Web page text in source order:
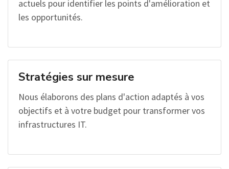
actuels pour identifier les points d'amélioration et
les opportunités.
Stratégies sur mesure
Nous élaborons des plans d'action adaptés à vos
objectifs et à votre budget pour transformer vos
infrastructures IT.